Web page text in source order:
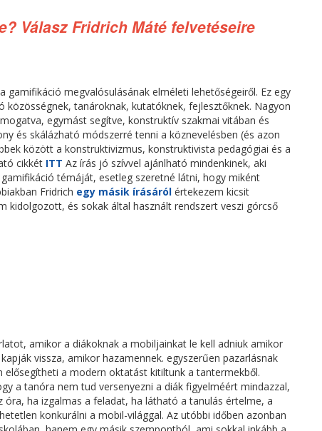
Válasz Fridrich Máté felvetéseire
gamifikáció megvalósulásának elméleti lehetőségeiről. Ez egy
tanároknak, kutatóknek, fejlesztőknek. Nagyon
egymást segítve, konstruktív szakmai vitában és
és skálázható módszerré tenni a köznevelésben (és azon
között a konstruktivizmus, konstruktivista pedagógiai és a
cikkét ITT Az írás jó szívvel ajánlható mindenkinek, aki
témáját, esetleg szeretné látni, hogy miként
Fridrich egy másik írásáról értekezem kicsit
kidolgozott, és sokak által használt rendszert veszi górcső
amikor a diákoknak a mobiljainkat le kell adniuk amikor
vissza, amikor hazamennek. egyszerűen pazarlásnak
a modern oktatást kitiltunk a tantermekből.
a tanóra nem tud versenyezni a diák figyelméért mindazzal,
ha izgalmas a feladat, ha látható a tanulás értelme, a
konkurálni a mobil-világgal. Az utóbbi időben azonban